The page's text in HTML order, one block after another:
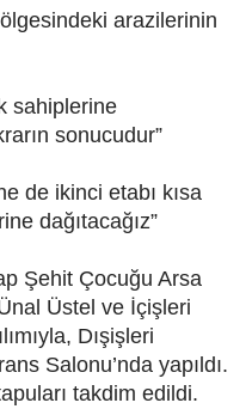
arazilerinin
sahiplerine
sonucudur”
de ikinci etabı kısa
dağıtacağız”
Şehit Çocuğu Arsa
Üstel ve İçişleri
Dışişleri
Salonu’nda yapıldı.
takdim edildi.